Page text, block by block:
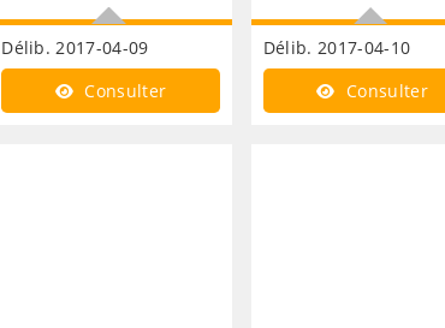
Délib. 2017-04-09
Finances adoption des
comptes administratifs et
Consulter
Délib. 2017-04-10
Finances affectation des
résultats
Consulter